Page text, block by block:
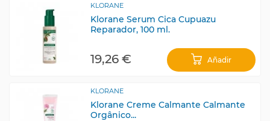
KLORANE
Klorane Serum Cica Cupuazu
Reparador, 100 ml.
19,26 € Añadir
KLORANE
Klorane Creme Calmante Calmante
Orgânico...